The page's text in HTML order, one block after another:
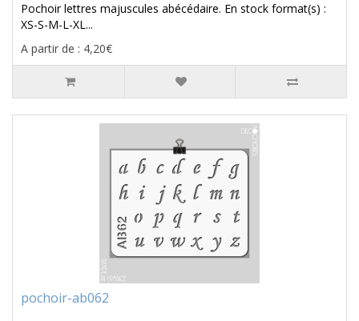
Pochoir lettres majuscules abécédaire. En stock format(s) :
XS-S-M-L-XL...
A partir de : 4,20€
pochoir-ab062